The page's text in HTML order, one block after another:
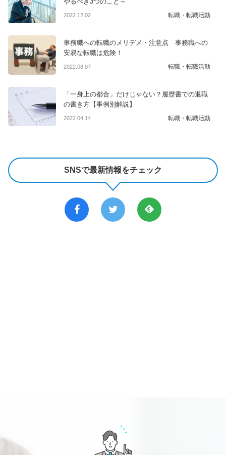
2022.12.02 転職・転職活動
事務職への転職のメリデメ・注意点 事務職への
安易な転職は危険！
2022.08.07 転職・転職活動
「一身上の都合」だけじゃない？履歴書での退職
の書き方【事例別解説】
2022.04.14 転職・転職活動
SNSで最新情報をチェック